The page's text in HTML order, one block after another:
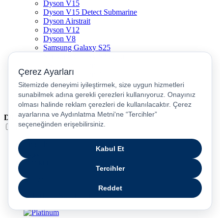
Dyson V15
Dyson V15 Detect Submarine
Dyson Airstrait
Dyson V12
Dyson V8
Samsung Galaxy S25
PS4 / Playstation 4
Nintendo Switch
Xbox Series S
Xbox Series X
Dil
Türkçe
русский